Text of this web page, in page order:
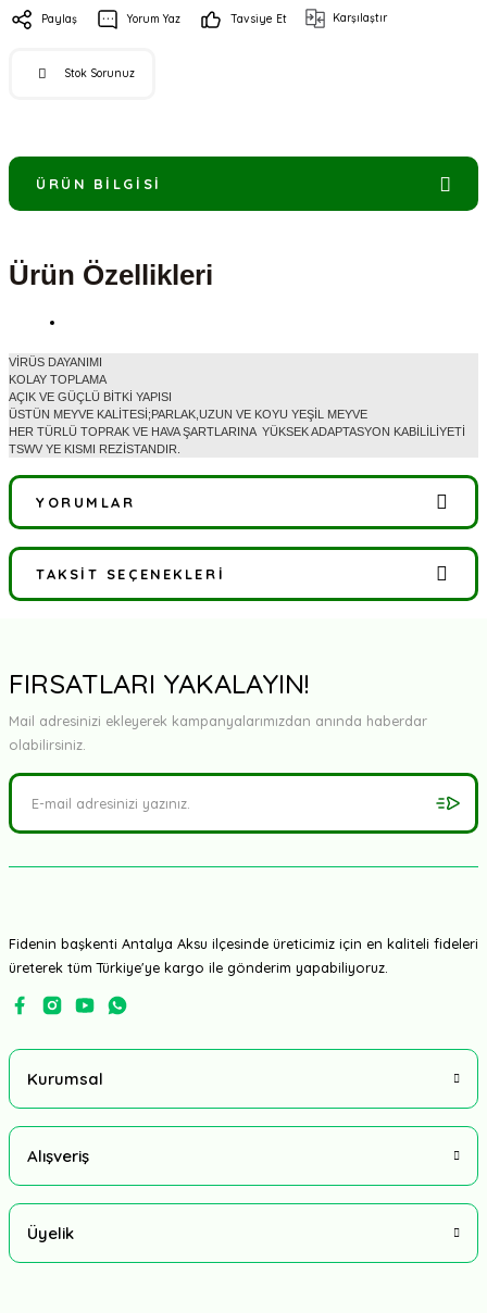
Paylaş Yorum Yaz Tavsiye Et Karşılaştır
Stok Sorunuz
ÜRÜN BILGISI
Ürün Özellikleri
VİRÜS DAYANIMI
KOLAY TOPLAMA
AÇIK VE GÜÇLÜ BİTKİ YAPISI
ÜSTÜN MEYVE KALİTESİ;PARLAK,UZUN VE KOYU YEŞİL MEYVE
HER TÜRLÜ TOPRAK VE HAVA ŞARTLARINA YÜKSEK ADAPTASYON KABİLİLİYETİ
TSWV YE KISMI REZİSTANDIR.
YORUMLAR
Bu ürüne ilk yorumu siz yapın!
TAKSIT SEÇENEKLERI
FIRSATLARI YAKALAYIN!
Mail adresinizi ekleyerek kampanyalarımızdan anında haberdar
olabilirsiniz.
Fidenin başkenti Antalya Aksu ilçesinde üreticimiz için en kaliteli fideleri
üreterek tüm Türkiye'ye kargo ile gönderim yapabiliyoruz.
Kurumsal
Alışveriş
Üyelik